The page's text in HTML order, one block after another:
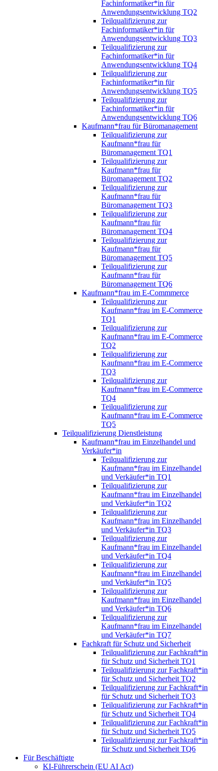
Fachinformatiker*in für
Anwendungsentwicklung TQ2
Teilqualifizierung zur
Fachinformatiker*in für
Anwendungsentwicklung TQ3
Teilqualifizierung zur
Fachinformatiker*in für
Anwendungsentwicklung TQ4
Teilqualifizierung zur
Fachinformatiker*in für
Anwendungsentwicklung TQ5
Teilqualifizierung zur
Fachinformatiker*in für
Anwendungsentwicklung TQ6
Kaufmann*frau für Büromanagement
Teilqualifizierung zur
Kaufmann*frau für
Büromanagement TQ1
Teilqualifizierung zur
Kaufmann*frau für
Büromanagement TQ2
Teilqualifizierung zur
Kaufmann*frau für
Büromanagement TQ3
Teilqualifizierung zur
Kaufmann*frau für
Büromanagement TQ4
Teilqualifizierung zur
Kaufmann*frau für
Büromanagement TQ5
Teilqualifizierung zur
Kaufmann*frau für
Büromanagement TQ6
Kaufmann*frau im E-Commmerce
Teilqualifizierung zur
Kaufmann*frau im E-Commerce
TQ1
Teilqualifizierung zur
Kaufmann*frau im E-Commerce
TQ2
Teilqualifizierung zur
Kaufmann*frau im E-Commerce
TQ3
Teilqualifizierung zur
Kaufmann*frau im E-Commerce
TQ4
Teilqualifizierung zur
Kaufmann*frau im E-Commerce
TQ5
Teilqualifizierung Dienstleistung
Kaufmann*frau im Einzelhandel und
Verkäufer*in
Teilqualifizierung zur
Kaufmann*frau im Einzelhandel
und Verkäufer*in TQ1
Teilqualifizierung zur
Kaufmann*frau im Einzelhandel
und Verkäufer*in TQ2
Teilqualifizierung zur
Kaufmann*frau im Einzelhandel
und Verkäufer*in TQ3
Teilqualifizierung zur
Kaufmann*frau im Einzelhandel
und Verkäufer*in TQ4
Teilqualifizierung zur
Kaufmann*frau im Einzelhandel
und Verkäufer*in TQ5
Teilqualifizierung zur
Kaufmann*frau im Einzelhandel
und Verkäufer*in TQ6
Teilqualifizierung zur
Kaufmann*frau im Einzelhandel
und Verkäufer*in TQ7
Fachkraft für Schutz und Sicherheit
Teilqualifizierung zur Fachkraft*in
für Schutz und Sicherheit TQ1
Teilqualifizierung zur Fachkraft*in
für Schutz und Sicherheit TQ2
Teilqualifizierung zur Fachkraft*in
für Schutz und Sicherheit TQ3
Teilqualifizierung zur Fachkraft*in
für Schutz und Sicherheit TQ4
Teilqualifizierung zur Fachkraft*in
für Schutz und Sicherheit TQ5
Teilqualifizierung zur Fachkraft*in
für Schutz und Sicherheit TQ6
Für Beschäftigte
KI-Führerschein (EU AI Act)